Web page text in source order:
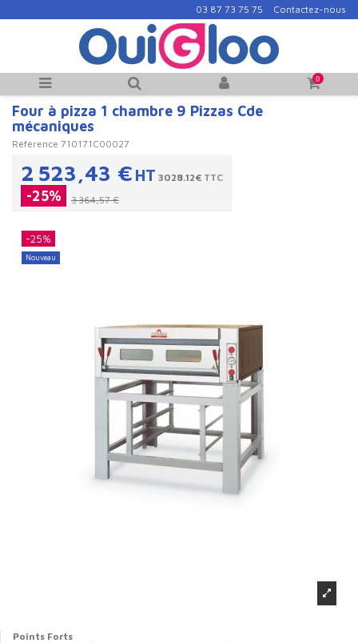
03 87 73 75 75 Contactez-nous
0
Four à pizza 1 chambre 9 Pizzas Cde
mécaniques
Référence 710171C00027
2 523,43 € HT 3028.12€ TTC
-25% 3 364,57 €
-25%
Nouveau
Points Forts